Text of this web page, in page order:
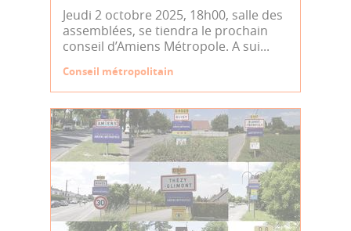
Jeudi 2 octobre 2025, 18h00, salle des
assemblées, se tiendra le prochain
conseil d’Amiens Métropole. A sui...
Conseil métropolitain